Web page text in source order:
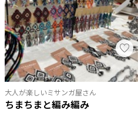
大人が楽しいミサンガ屋さん
ちまちまと編み編み